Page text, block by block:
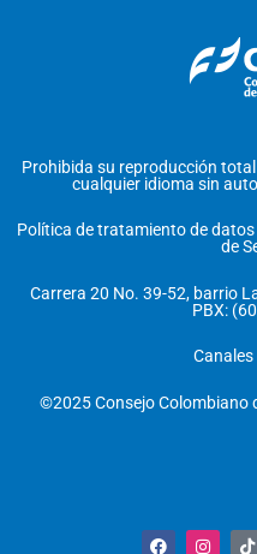
Prohibida su reproducción
cualquier idioma sin
Política de tratamiento de
de
Carrera 20 No. 39-52, barrio
PBX:
©2025 Consejo Colombiano
F
I
T